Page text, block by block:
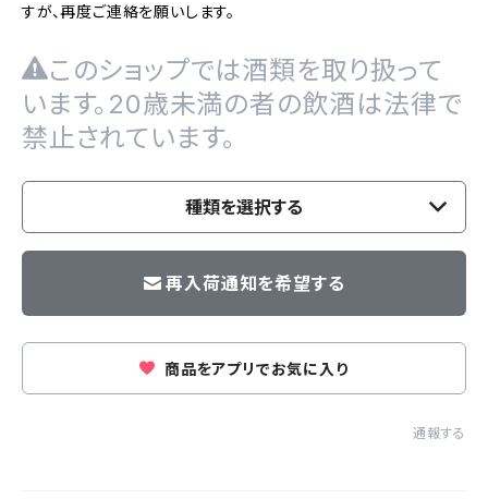
すが、再度ご連絡を願いします。
このショップでは酒類を取り扱って
います。20歳未満の者の飲酒は法律で
禁止されています。
種類を選択する
再入荷通知を希望する
商品をアプリでお気に入り
通報する